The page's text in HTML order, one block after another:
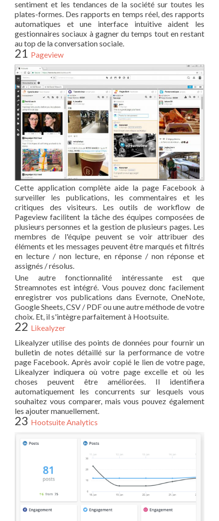
sentiment et les tendances de la société sur toutes les
plates-formes. Des rapports en temps réel, des rapports
automatiques et une interface intuitive aident les
gestionnaires sociaux à gagner du temps tout en restant
au top de la conversation sociale.
21 Pageview
Cette application complète aide la page Facebook à
surveiller les publications, les commentaires et les
critiques des visiteurs. Les outils de workflow de
Pageview facilitent la tâche des équipes composées de
plusieurs personnes et la gestion de plusieurs pages. Les
membres de l'équipe peuvent se voir attribuer des
éléments et les messages peuvent être marqués et filtrés
en lecture / non lecture, en réponse / non réponse et
assignés / résolus.
Une autre fonctionnalité intéressante est que
Streamnotes est intégré. Vous pouvez donc facilement
enregistrer vos publications dans Evernote, OneNote,
Google Sheets, CSV / PDF ou une autre méthode de votre
choix. Et, il s'intègre parfaitement à Hootsuite.
22 Likealyzer
Likealyzer utilise des points de données pour fournir un
bulletin de notes détaillé sur la performance de votre
page Facebook. Après avoir copié le lien de votre page,
Likealyzer indiquera où votre page excelle et où les
choses peuvent être améliorées. Il identifiera
automatiquement les concurrents sur lesquels vous
souhaitez vous comparer, mais vous pouvez également
les ajouter manuellement.
23 Hootsuite Analytics